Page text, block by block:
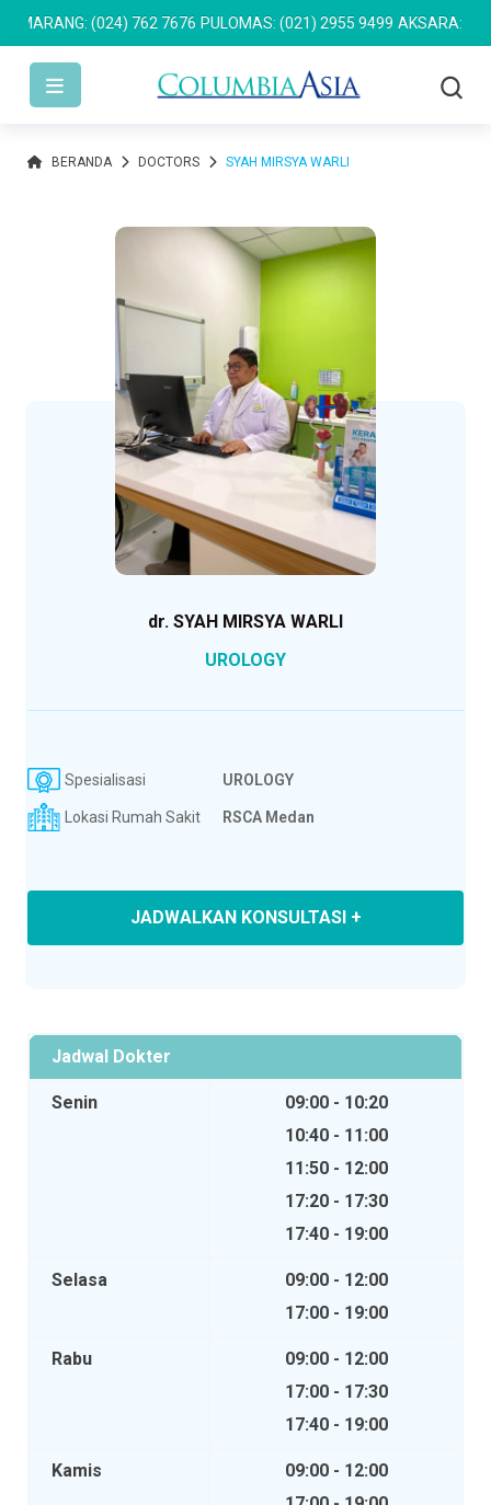
(024) 762 7676 PULOMAS: (021) 2955 9499 AKSARA: 150
BERANDA DOCTORS SYAH MIRSYA WARLI
dr. SYAH MIRSYA WARLI
UROLOGY
Spesialisasi UROLOGY
Lokasi Rumah Sakit RSCA Medan
JADWALKAN KONSULTASI +
Jadwal Dokter
Senin
09:00 - 10:20
10:40 - 11:00
11:50 - 12:00
17:20 - 17:30
17:40 - 19:00
Selasa
09:00 - 12:00
17:00 - 19:00
Rabu
09:00 - 12:00
17:00 - 17:30
17:40 - 19:00
Kamis
09:00 - 12:00